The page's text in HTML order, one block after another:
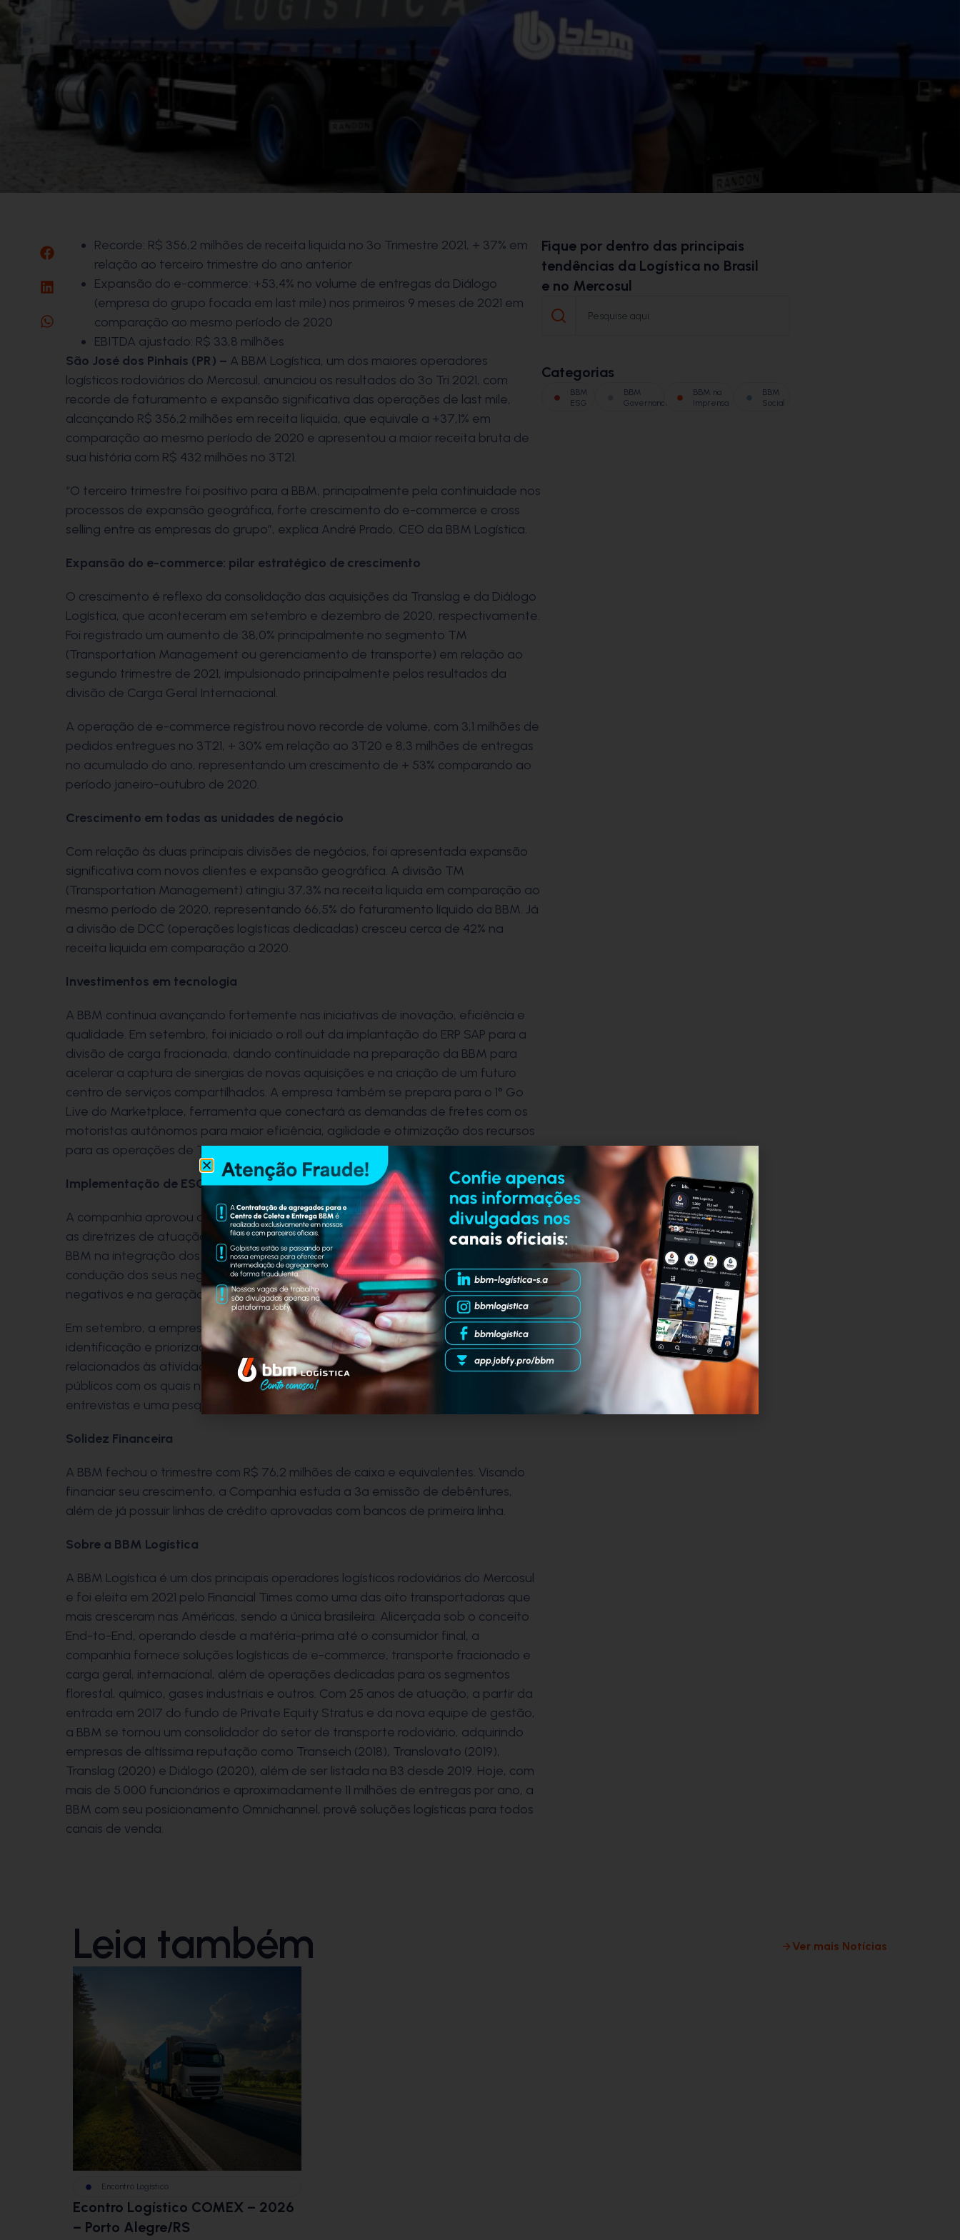
Recorde: R$ 356,2 milhões de receita liquida no 3º Trimestre 2021, + 37% em
relação ao terceiro trimestre do ano anterior
Expansão do e-commerce: +53,4% no volume de entregas da Diálogo
(empresa do grupo focada em last mile) nos primeiros 9 meses de 2021 em
comparação ao mesmo período de 2020
EBITDA ajustado: R$ 33,8 milhões
São José dos Pinhais (PR) – A BBM Logística, um dos maiores operadores
logísticos rodoviários do Mercosul, anunciou os resultados do 3º Tri 2021, com
recorde de faturamento e expansão significativa das operações de last mile,
alcançando R$ 356,2 milhões em receita liquida, que equivale a +37,1% em
comparação ao mesmo período de 2020 e apresentou a maior receita bruta de
sua história com R$ 432 milhões no 3T21.
“O terceiro trimestre foi positivo para a BBM, principalmente pela continuidade nos
processos de expansão geográfica, forte crescimento do e-commerce e cross
selling entre as empresas do grupo”, explica André Prado, CEO da BBM Logística.
Expansão do e-commerce: pilar estratégico de crescimento
O crescimento é reflexo da consolidação das aquisições da Translag e da Diálogo
Logística, que aconteceram em setembro e dezembro de 2020, respectivamente.
Foi registrado um aumento de 38,0% principalmente no segmento TM
(Transportation Management ou gerenciamento de transporte) em relação ao
segundo trimestre de 2021, impulsionado principalmente pelos resultados da
divisão de Carga Geral Internacional.
A operação de e-commerce registrou novo recorde de volume, com 3,1 milhões de
pedidos entregues no 3T21, + 30% em relação ao 3T20 e 8,3 milhões de entregas
no acumulado do ano, representando um crescimento de + 53% comparando ao
período janeiro-outubro de 2020.
Crescimento em todas as unidades de negócio
Com relação às duas principais divisões de negócios, foi apresentada expansão
significativa com novos clientes e expansão geográfica. A divisão TM
(Transportation Management) atingiu 37,3% na receita liquida em comparação ao
mesmo período de 2020, representando 66,5% do faturamento líquido da BBM. Já
a divisão de DCC (operações logísticas dedicadas) cresceu cerca de 42% na
receita liquida em comparação a 2020.
Investimentos em tecnologia
A BBM continua avançando fortemente nas iniciativas de inovação, eficiência e
qualidade. Em setembro, foi iniciado o roll out da implantação do ERP SAP para a
divisão de carga fracionada, dando continuidade na preparação da BBM para
acelerar a captura de sinergias de novas aquisições e na criação de um futuro
centro de serviços compartilhados. A empresa também se prepara para o 1° Go
Live do Marketplace, ferramenta que conectará as demandas de fretes com os
motoristas autônomos para maior eficiência, agilidade e otimização dos recursos
para as operações de TM.
Implementação de ESG
A companhia aprovou a implementação da agenda ESG com o objetivo de definir
as diretrizes de atuação da área na empresa, reafirmando o compromisso da
BBM na integração dos aspectos ambientais, sociais e de governança na
condução dos seus negócios com foco na redução de impactos socioambientais
negativos e na geração de valor para os stakeholders.
Em setembro, a empresa conduziu uma pesquisa de Materialidade para
identificação e priorização de temas ambientais, sociais e econômicos
relacionados às atividades do Grupo BBM que são considerados relevantes pelos
públicos com os quais nos relacionamos. Neste processo foram realizadas
entrevistas e uma pesquisa online com público externo e interno.
Solidez Financeira
A BBM fechou o trimestre com R$ 76,2 milhões de caixa e equivalentes. Visando
financiar seu crescimento, a Companhia estuda a 3ª emissão de debêntures,
além de já possuir linhas de crédito aprovadas com bancos de primeira linha.
Sobre a BBM Logística
A BBM Logística é um dos principais operadores logísticos rodoviários do Mercosul
e foi eleita em 2021 pelo Financial Times como uma das oito transportadoras que
mais cresceram nas Américas, sendo a única brasileira. Alicerçada sob o conceito
End-to-End, operando desde a matéria-prima até o consumidor final, a
companhia fornece soluções logísticas de e-commerce, transporte fracionado e
carga geral, internacional, além de operações dedicadas para os segmentos
florestal, químico, gases industriais e outros. Com 25 anos de atuação, a partir da
entrada em 2017 do fundo de Private Equity Stratus e da nova equipe de gestão,
a BBM se tornou um consolidador do setor de transporte rodoviário, adquirindo
empresas de altíssima reputação como Transeich (2018), Translovato (2019),
Translag (2020) e Diálogo (2020), além de ser listada na B3 desde 2019. Hoje, com
mais de 5.000 funcionários e aproximadamente 11 milhões de entregas por ano, a
BBM com seu posicionamento Omnichannel, provê soluções logísticas para todos
canais de venda.
Fique por dentro das principais
tendências da Logística no Brasil
e no Mercosul
Categorias
BBM
ESG
BBM
Governance
BBM na
Imprensa
BBM
Social
Leia também Ver mais Notícias
Encontro Logístico
Econtro Logístico COMEX – 2026
– Porto Alegre/RS